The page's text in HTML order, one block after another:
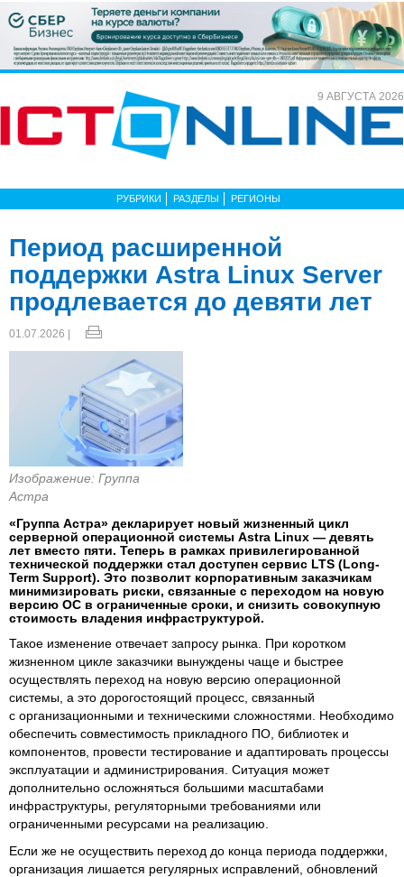
9 АВГУСТА 2026
РУБРИКИ РАЗДЕЛЫ РЕГИОНЫ
Период расширенной
поддержки Astra Linux Server
продлевается до девяти лет
01.07.2026 |
Изображение: Группа
Астра
«Группа Астра» декларирует новый жизненный цикл
серверной операционной системы Astra Linux — девять
лет вместо пяти. Теперь в рамках привилегированной
технической поддержки стал доступен сервис LTS (Long-
Term Support). Это позволит корпоративным заказчикам
минимизировать риски, связанные с переходом на новую
версию ОС в ограниченные сроки, и снизить совокупную
стоимость владения инфраструктурой.
Такое изменение отвечает запросу рынка. При коротком
жизненном цикле заказчики вынуждены чаще и быстрее
осуществлять переход на новую версию операционной
системы, а это дорогостоящий процесс, связанный
с организационными и техническими сложностями. Необходимо
обеспечить совместимость прикладного ПО, библиотек и
компонентов, провести тестирование и адаптировать процессы
эксплуатации и администрирования. Ситуация может
дополнительно осложняться большими масштабами
инфраструктуры, регуляторными требованиями или
ограниченными ресурсами на реализацию.
Если же не осуществить переход до конца периода поддержки,
организация лишается регулярных исправлений, обновлений